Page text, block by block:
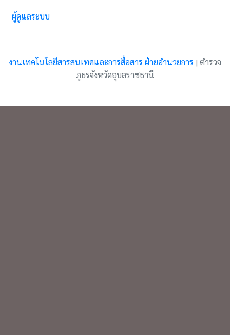
ผู้ดูแลระบบ
งานเทคโนโลยีสารสนเทศและการสื่อสาร ฝ่ายอำนวยการ | ตำรวจ
ภูธรจังหวัดอุบลราชธานี